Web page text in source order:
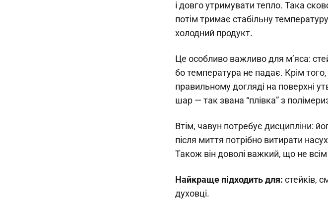
і довго утримувати тепло. Така
потім тримає стабільну
холодний продукт.
Це особливо важливо для м’яса:
бо температура не падає. Крім
правильному догляді на поверхні
шар — так звана “плівка” з
Втім, чавун потребує дисципліни:
після миття потрібно витирати
Також він доволі важкий, що не
Найкраще підходить для: стейків,
духовці.